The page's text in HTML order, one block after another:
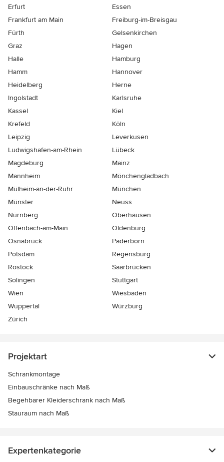
Erfurt
Essen
Frankfurt am Main
Freiburg-im-Breisgau
Fürth
Gelsenkirchen
Graz
Hagen
Halle
Hamburg
Hamm
Hannover
Heidelberg
Herne
Ingolstadt
Karlsruhe
Kassel
Kiel
Krefeld
Köln
Leipzig
Leverkusen
Ludwigshafen-am-Rhein
Lübeck
Magdeburg
Mainz
Mannheim
Mönchen­gladbach
Mülheim-an-der-Ruhr
München
Münster
Neuss
Nürnberg
Oberhausen
Offenbach-am-Main
Oldenburg
Osnabrück
Paderborn
Potsdam
Regensburg
Rostock
Saarbrücken
Solingen
Stuttgart
Wien
Wiesbaden
Wuppertal
Würzburg
Zürich
Projektart
Schrankmontage
Einbauschränke nach Maß
Begehbarer Kleiderschrank nach Maß
Stauraum nach Maß
Expertenkategorie